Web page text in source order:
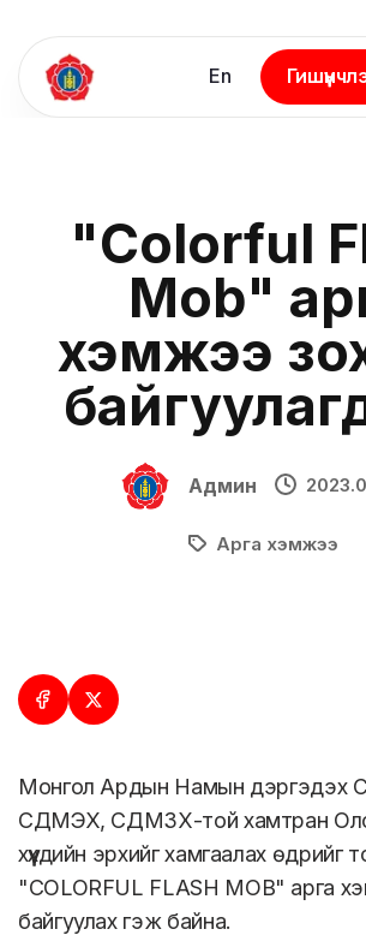
En
"Colorful
Mob"
хэмжээ
Админ
Арга хэмжээ
Монгол Ардын Намын
СДМЭХ, СДМЗХ-той хамтран
хүүхдийн эрхийг хамгаалах өдрийг
"COLORFUL FLASH MOB" арга
байгуулах гэж байна.